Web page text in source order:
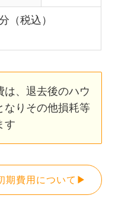
（税込）
は、退去後のハウ
なりその他損耗等
す
期費用について▶